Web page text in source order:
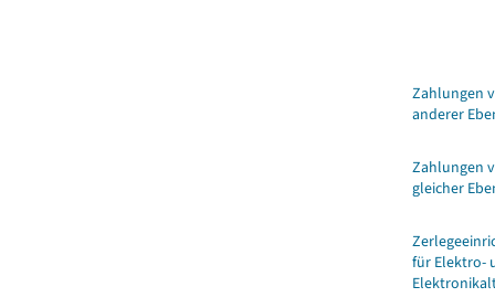
Zahlungen
anderer
Zahlungen
gleicher
für Elektro-